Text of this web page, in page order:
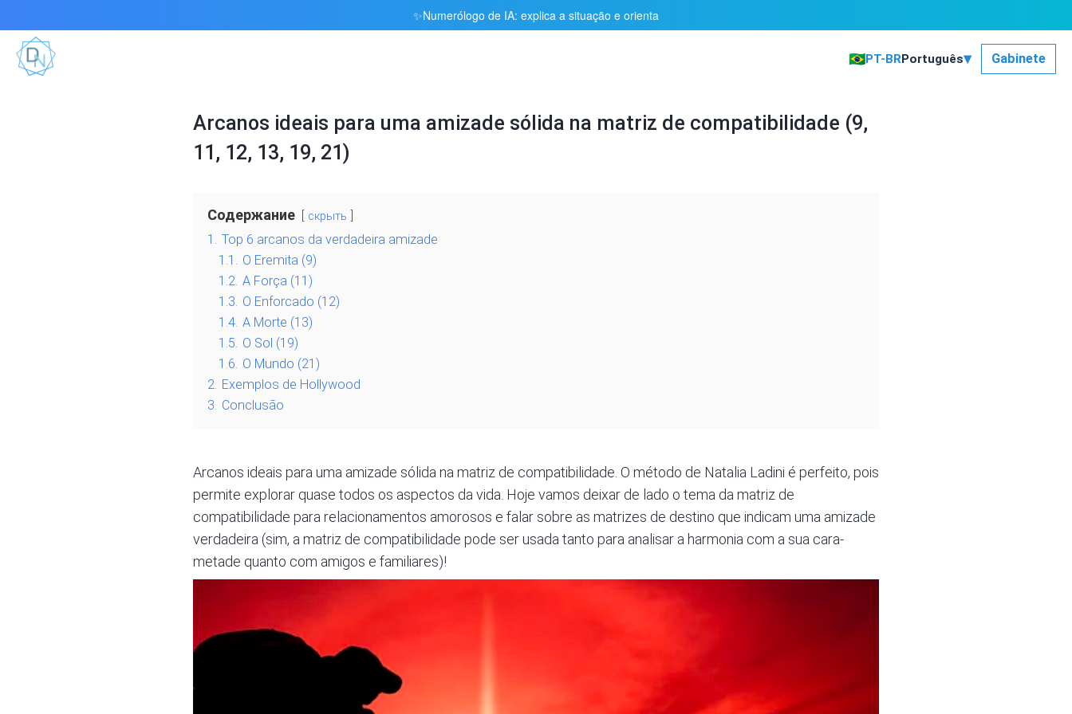
🇧🇷PT-BRPortuguês▾ Gabinete
Arcanos ideais para uma amizade sólida na matriz de compatibilidade (9,
11, 12, 13, 19, 21)
Содержание скрыть
1. Top 6 arcanos da verdadeira amizade
1.1. O Eremita (9)
1.2. A Força (11)
1.3. O Enforcado (12)
1.4. A Morte (13)
1.5. O Sol (19)
1.6. O Mundo (21)
2. Exemplos de Hollywood
3. Conclusão
Arcanos ideais para uma amizade sólida na matriz de compatibilidade. O método de Natalia Ladini é perfeito, pois
permite explorar quase todos os aspectos da vida. Hoje vamos deixar de lado o tema da matriz de
compatibilidade para relacionamentos amorosos e falar sobre as matrizes de destino que indicam uma amizade
verdadeira (sim, a matriz de compatibilidade pode ser usada tanto para analisar a harmonia com a sua cara-
metade quanto com amigos e familiares)!
✨Numerólogo de IA: explica a situação e orienta